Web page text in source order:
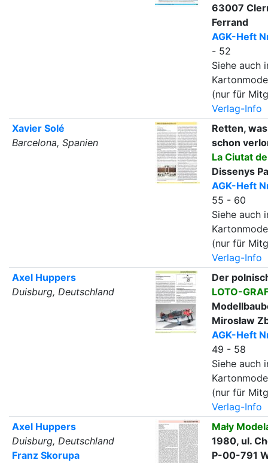
63007
Ferrand
AGK-Heft
- 52
Siehe auch
(nur für
Verlag-Info
Xavier Solé
Barcelona, Spanien
Retten,
schon
La Ciutat
Dissenys
AGK-Heft
55 - 60
Siehe auch
(nur für
Verlag-Info
Axel Huppers
Duisburg, Deutschland
Der
LOTO-
Mirosław
AGK-Heft
49 - 58
Siehe auch
(nur für
Verlag-Info
Axel Huppers
Duisburg, Deutschland
Franz Skorupa
Mały
1980, ul.
P-00-791